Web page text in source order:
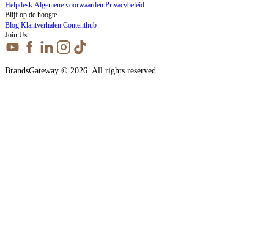
Helpdesk Algemene voorwaarden Privacybeleid
Blijf op de hoogte
Blog Klantverhalen Contenthub
Join Us
BrandsGateway © 2026. All rights reserved.